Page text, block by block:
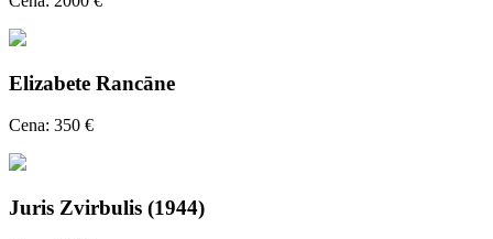
Elizabete Rancāne
Cena: 350 €
Juris Zvirbulis (1944)